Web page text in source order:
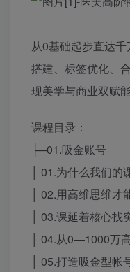
从0基础起步直达
搭建、标签优化、
现美学与商业双赋
课程目录：
├─01.吸金账号
│ 01.为什么我们
│ 02.用高维思维才
│ 03.课延着核心找
│ 04.从0—1000万
│ 05.打造吸金型帐